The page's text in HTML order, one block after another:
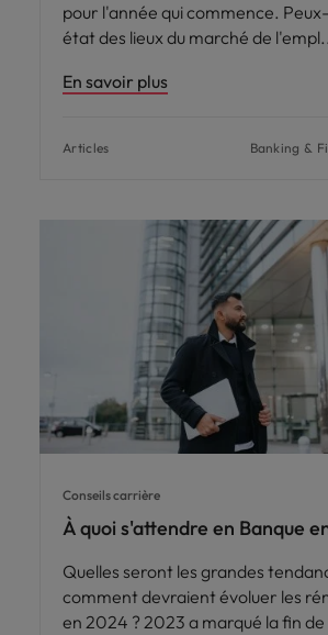
pour l'année qui commence.
état des lieux du marché de l'empl
En savoir plus
Articles Banking &
Conseils carrière
À quoi s'attendre en Banque
Quelles seront les grandes
comment devraient évoluer les
en 2024 ? 2023 a marqué la fin